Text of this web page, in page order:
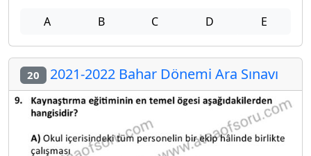
A B C D E
20 2021-2022 Bahar Dönemi Ara Sınavı